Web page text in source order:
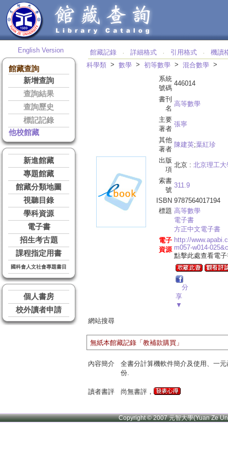
English Version
館藏查詢
新增查詢
查詢結果
查詢歷史
標記記錄
他校館藏
新進館藏
專題館藏
館藏分類地圖
視聽目錄
學科資源
電子書
招生考古題
課程指定用書
國科會人文社會專題書目
個人書房
校外讀者申請
館藏記錄 ‧ 詳細格式 ‧ 引用格式 ‧
機讀
科學類 > 數學 > 初等數學 > 混合數學 >
系統
號碼
446014
書刊
名
高等數學
主要
著者
張寧
其他
著者
陳建英;葉紅珍
出版
項
北京 : 北京理工
索書
號
311.9
ISBN 9787564017194
標題 高等數學
電子書
方正中文電子書
電子
資源
http://
m057-w014-
點擊此處查看電
分
享
▼
網站搜尋
無紙本館藏記錄「教補款購買」
內容簡介
全書分計算機軟件簡介及使用、一
份.
讀者書評 尚無書評，
Copyright © 2007 元智大學(Yuan Ze